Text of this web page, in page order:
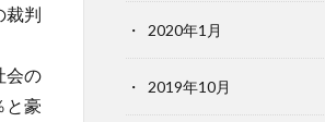
裁判
会の
と豪
2020年1月
2019年10月